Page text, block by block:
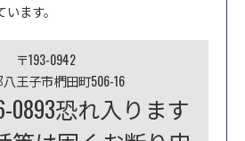
ます。
〒193-0942
王子市椚田町506-16
0893恐れ入ります